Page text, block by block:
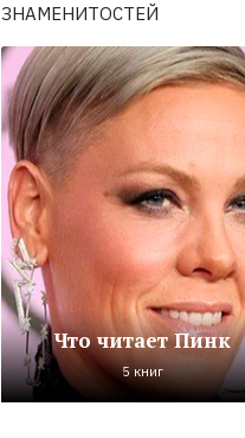
ЗНАМЕНИТОСТЕЙ
Что читает Пинк
5 книг